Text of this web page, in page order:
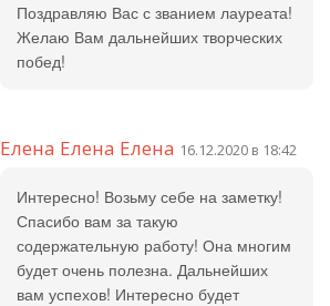
Поздравляю Вас с званием лауреата!
Желаю Вам дальнейших творческих
побед!
Елена Елена Елена 16.12.2020 в 18:42
Интересно! Возьму себе на заметку!
Спасибо вам за такую
содержательную работу! Она многим
будет очень полезна. Дальнейших
вам успехов! Интересно будет